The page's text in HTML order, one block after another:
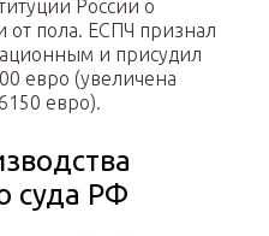
России о
от пола. ЕСПЧ признал
и присудил
евро (увеличена
евро).
суда РФ